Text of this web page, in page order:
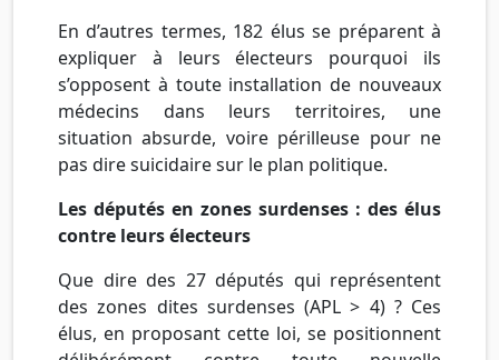
En d’autres termes, 182 élus se préparent à
expliquer à leurs électeurs pourquoi ils
s’opposent à toute installation de nouveaux
médecins dans leurs territoires, une
situation absurde, voire périlleuse pour ne
pas dire suicidaire sur le plan politique.
Les députés en zones surdenses : des élus
contre leurs électeurs
Que dire des 27 députés qui représentent
des zones dites surdenses (APL > 4) ? Ces
élus, en proposant cette loi, se positionnent